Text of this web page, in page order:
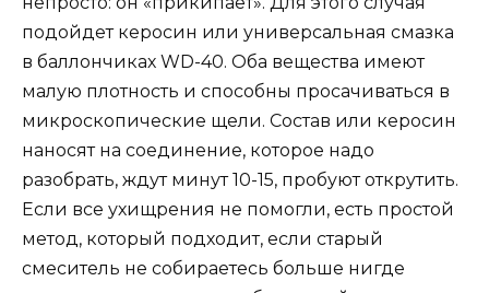
подойдет керосин или универсальная смазка
в баллончиках WD-40. Оба вещества имеют
малую плотность и способны просачиваться в
микроскопические щели. Состав или керосин
наносят на соединение, которое надо
разобрать, ждут минут 10-15, пробуют открутить.
Если все ухищрения не помогли, есть простой
метод, который подходит, если старый
смеситель не собираетесь больше нигде